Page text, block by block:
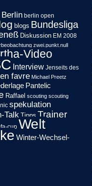
Berlin berlin open
blogs Bundesliga
Diskussion EM 2008
zwei.punkt.null
Video
Interview Jenseits des
favre Michael Preetz
Pantelic
Raffael scouting scouting
spekulation
Talk Tipps Trainer
cup Welt
Winter-Wechsel-